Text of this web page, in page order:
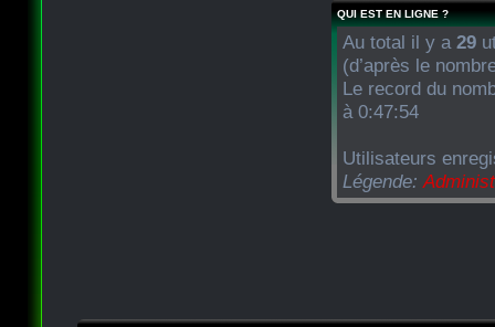
QUI EST EN LIGNE ?
Au total il y a 29
(d’après le
Le record du
à 0:47:54
Utilisateurs
Légende: